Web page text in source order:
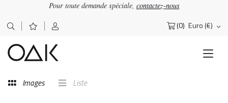
Pour toute demande spéciale, contactez-nous
(0) Euro (€)
Rechercher :
Images Liste